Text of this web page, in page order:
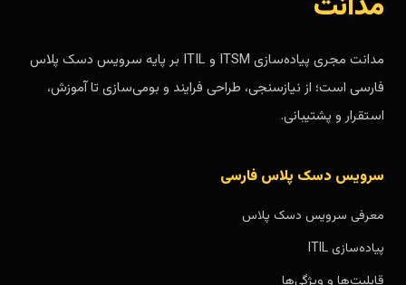
مدانت مجری پیاده‌سازی ITSM و ITIL بر پایه سرویس دسک پلاس
فارسی است؛ از نیازسنجی، طراحی فرایند و بومی‌سازی تا آموزش،
استقرار و پشتیبانی.
سرویس دسک پلاس فارسی
معرفی سرویس دسک پلاس
پیاده‌سازی ITIL